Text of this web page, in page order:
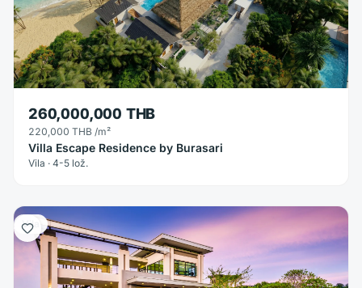
260,000,000 THB
220,000 THB /m²
Villa Escape Residence by Burasari
Vila · 4-5 lož.
Vila